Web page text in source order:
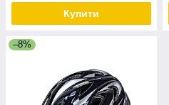
Купити
–8%